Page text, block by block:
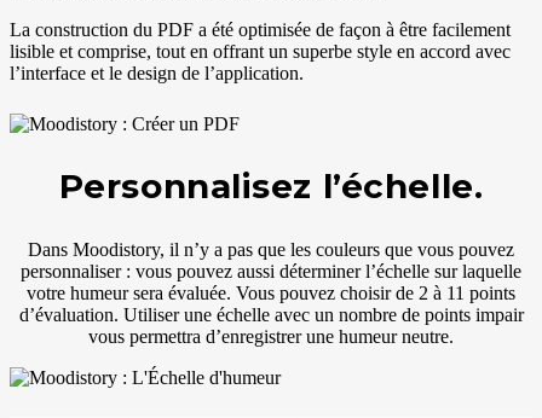
La construction du PDF a été optimisée de façon à être facilement
lisible et comprise, tout en offrant un superbe style en accord avec
l’interface et le design de l’application.
Personnalisez l’échelle.
Dans Moodistory, il n’y a pas que les couleurs que vous pouvez
personnaliser : vous pouvez aussi déterminer l’échelle sur laquelle
votre humeur sera évaluée. Vous pouvez choisir de 2 à 11 points
d’évaluation. Utiliser une échelle avec un nombre de points impair
vous permettra d’enregistrer une humeur neutre.